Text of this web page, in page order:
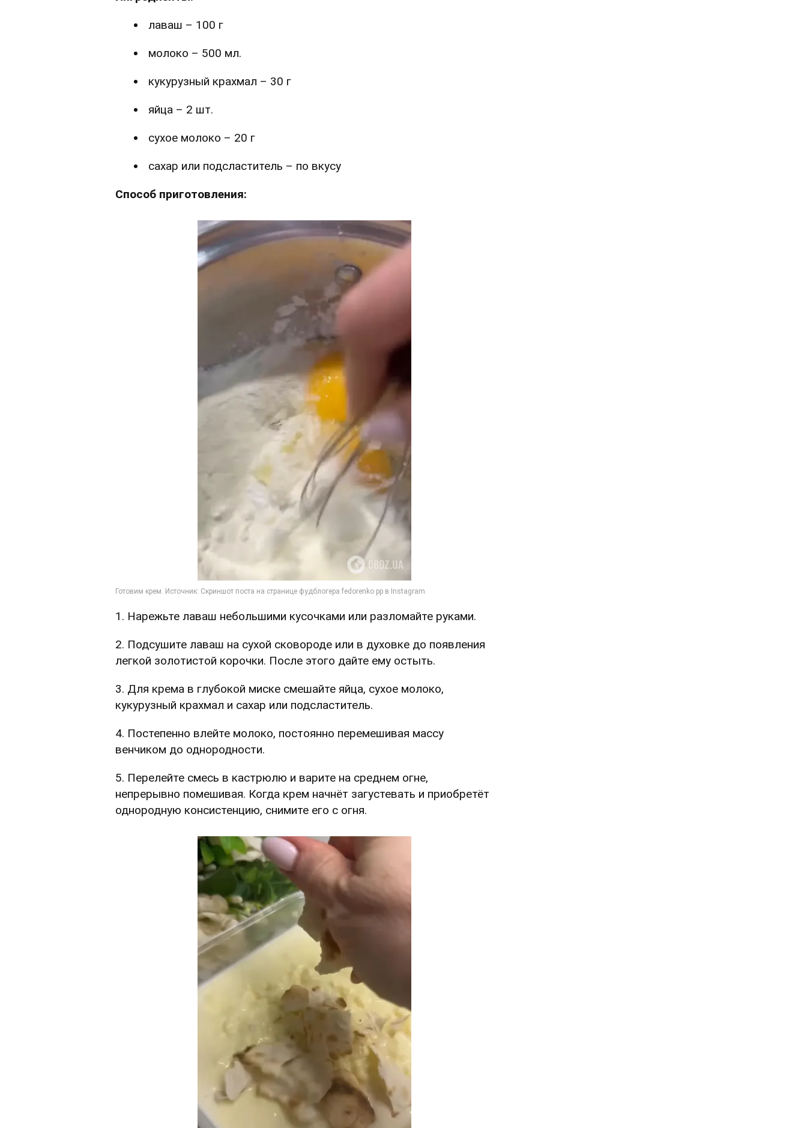
лаваш – 100 г
молоко – 500 мл.
кукурузный крахмал – 30 г
яйца – 2 шт.
сухое молоко – 20 г
сахар или подсластитель – по вкусу
Способ приготовления:
1. Нарежьте лаваш небольшими кусочками или разломайте руками.
2. Подсушите лаваш на сухой сковороде или в духовке до появления
легкой золотистой корочки. После этого дайте ему остыть.
3. Для крема в глубокой миске смешайте яйца, сухое молоко,
кукурузный крахмал и сахар или подсластитель.
4. Постепенно влейте молоко, постоянно перемешивая массу
венчиком до однородности.
5. Перелейте смесь в кастрюлю и варите на среднем огне,
непрерывно помешивая. Когда крем начнёт загустевать и приобретёт
однородную консистенцию, снимите его с огня.